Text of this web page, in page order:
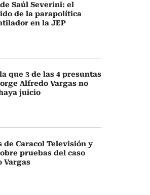
Saúl Severini: el
de la parapolítica
en la JEP
que 3 de las 4 presuntas
Alfredo Vargas no
juicio
de Caracol Televisión y
pruebas del caso
Vargas